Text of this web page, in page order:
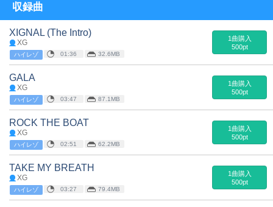
収録曲
XIGNAL (The Intro)
XG
ハイレゾ 01:36 32.6MB
1曲購入
500pt
GALA
XG
ハイレゾ 03:47 87.1MB
1曲購入
500pt
ROCK THE BOAT
XG
ハイレゾ 02:51 62.2MB
1曲購入
500pt
TAKE MY BREATH
XG
ハイレゾ 03:27 79.4MB
1曲購入
500pt